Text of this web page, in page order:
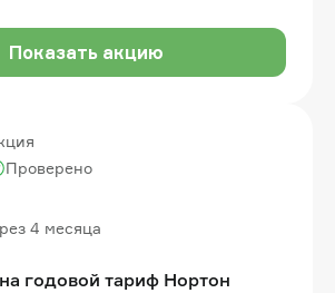
Показать акцию
годовой тариф Нортон
4 месяца
Проверено